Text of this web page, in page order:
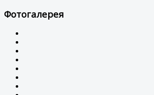
Фотогалерея